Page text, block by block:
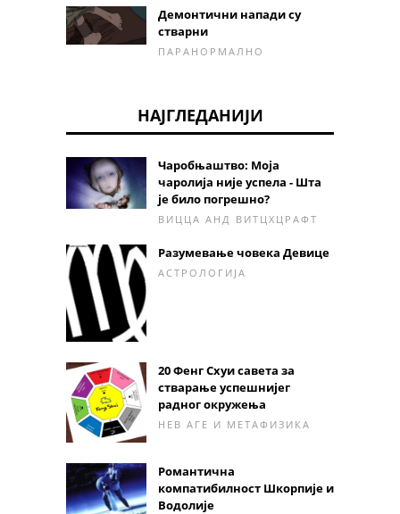
Демонтични напади су
стварни
ПАРАНОРМАЛНО
НАЈГЛЕДАНИЈИ
Чаробњаштво: Моја
чаролија није успела - Шта
је било погрешно?
ВИЦЦА АНД ВИТЦХЦРАФТ
Разумевање човека Девице
АСТРОЛОГИЈА
20 Фенг Схуи савета за
стварање успешнијег
радног окружења
НЕВ АГЕ И МЕТАФИЗИКА
Романтична
компатибилност Шкорпије и
Водолије